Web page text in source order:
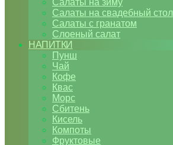
Салаты на зиму
Салаты на свадебный стол
Салаты с гранатом
Слоеный салат
НАПИТКИ
Пунш
Чай
Кофе
Квас
Морс
Сбитень
Кисель
Компоты
Фруктовые